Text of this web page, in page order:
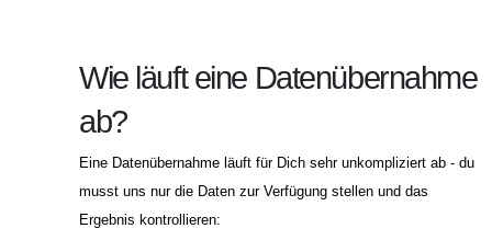
Wie läuft eine Datenübernahme
ab?
Eine Datenübernahme läuft für Dich sehr unkompliziert ab - du
musst uns nur die Daten zur Verfügung stellen und das
Ergebnis kontrollieren: